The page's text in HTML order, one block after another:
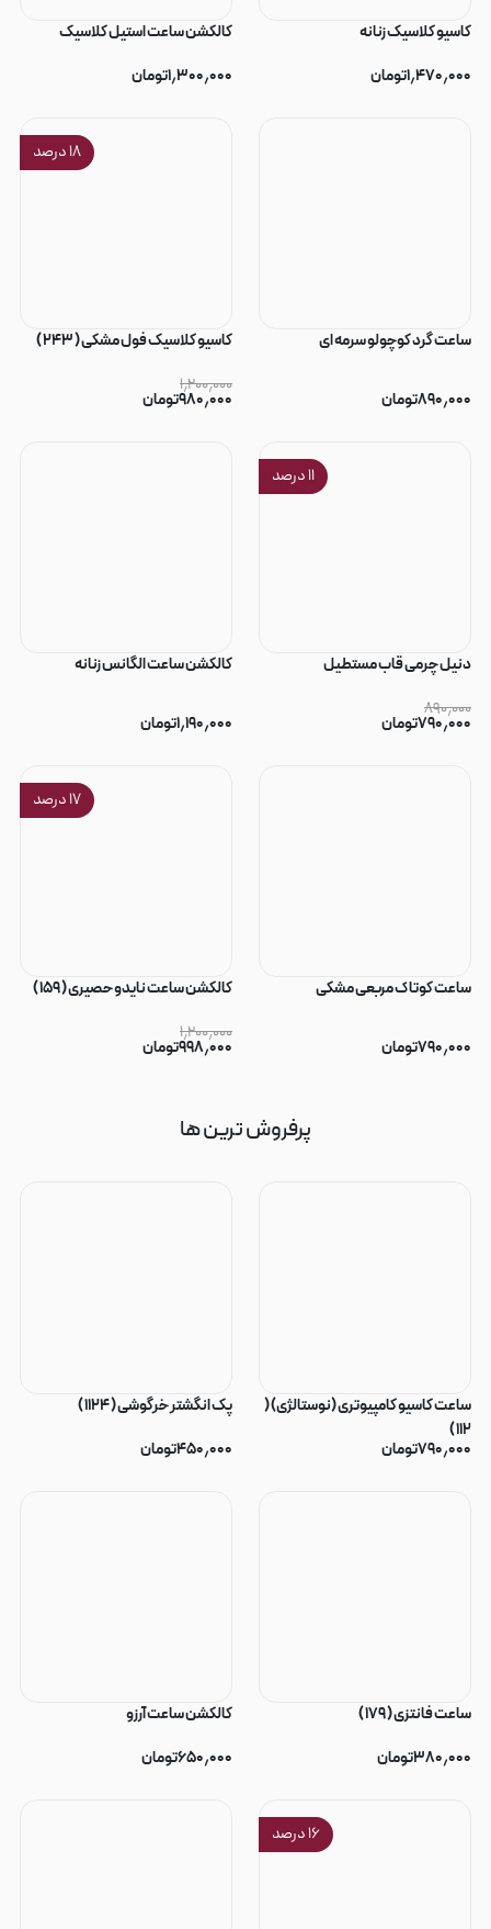
کاسیو کلاسیک زنانه
۱٫۴۷۰٫۰۰۰تومان
کالکشن ساعت استیل کلاسیک
۱٫۳۰۰٫۰۰۰تومان
ساعت گرد کوچولو سرمه ای
۸۹۰٫۰۰۰تومان
۱۸درصد
کاسیو کلاسیک فول مشکی ( ۲۴۳ )
۱٫۲۰۰٫۰۰۰
۹۸۰٫۰۰۰تومان
۱۱درصد
دنیل چرمی قاب مستطیل
۸۹۰٫۰۰۰
۷۹۰٫۰۰۰تومان
کالکشن ساعت الگانس زنانه
۱٫۱۹۰٫۰۰۰تومان
ساعت کوتاک مربعی مشکی
۷۹۰٫۰۰۰تومان
۱۷درصد
کالکشن ساعت نایدو حصیری ( ۱۵۹ )
۱٫۲۰۰٫۰۰۰
۹۹۸٫۰۰۰تومان
پرفروش ترین ها
ساعت کاسیو کامپیوتری (نوستالژی) (
۱۱۲ )
۷۹۰٫۰۰۰تومان
پک انگشتر خرگوشی ( ۱۱۲۴ )
۴۵۰٫۰۰۰تومان
ساعت فانتزی ( ۱۷۹ )
۳۸۰٫۰۰۰تومان
کالکشن ساعت آرزو
۶۵۰٫۰۰۰تومان
۱۶درصد